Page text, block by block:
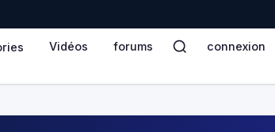
Vidéos forums connexion